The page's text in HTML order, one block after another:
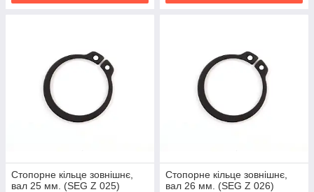
Стопорне кільце зовнішнє,
вал 25 мм. (SEG Z 025)
Стопорне кільце зовнішнє,
вал 26 мм. (SEG Z 026)